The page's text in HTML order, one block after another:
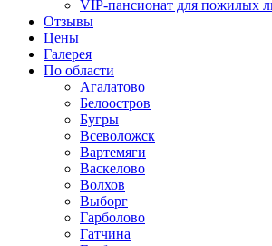
VIP-пансионат для пожилых
Отзывы
Цены
Галерея
По области
Агалатово
Белоостров
Бугры
Всеволожск
Вартемяги
Васкелово
Волхов
Выборг
Гарболово
Гатчина